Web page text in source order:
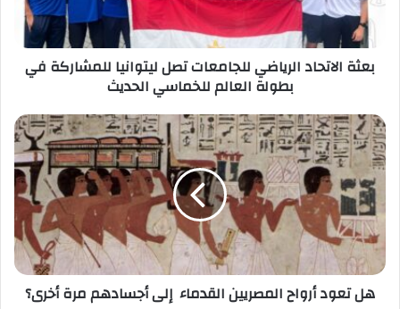
للمشاركة
بطولة
العالم
بعثة الاتحاد الرياضي للجامعات تصل ليتوانيا للمشاركة في
بطولة العالم للخماسي الحديث
هل
تعود
أرواح
المصريين
القدماء
إلى
أجسادهم
مرة
أخرى؟
هل تعود أرواح المصريين القدماء إلى أجسادهم مرة أخرى؟